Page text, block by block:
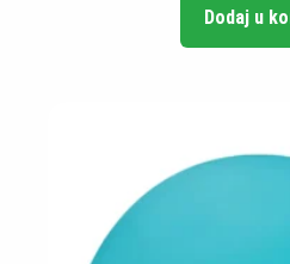
Dodaj u